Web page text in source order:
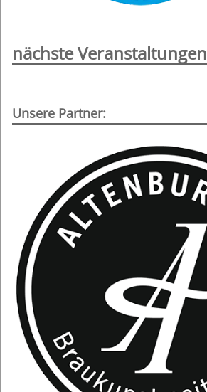
nächste Veranstaltungen
Unsere Partner: